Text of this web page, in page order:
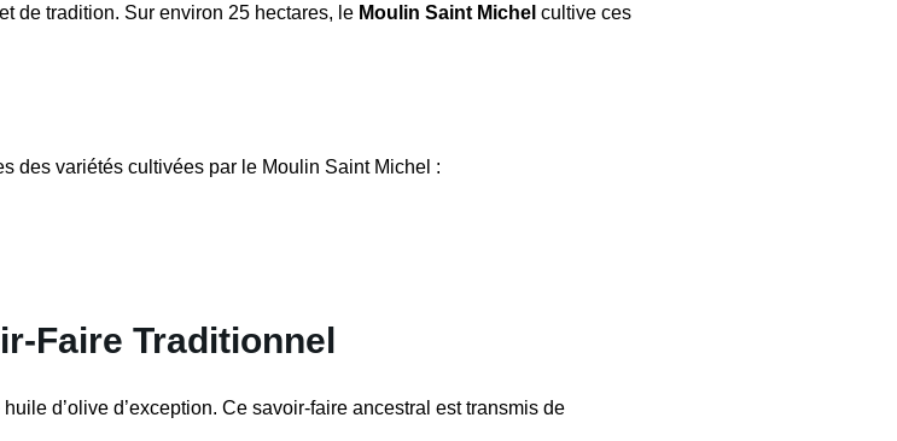
de tradition. Sur environ 25 hectares, le Moulin Saint Michel cultive ces
des variétés cultivées par le Moulin Saint Michel :
Faire Traditionnel
d’olive d’exception. Ce savoir-faire ancestral est transmis de